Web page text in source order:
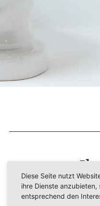
Bitte lassen Sie uns
wir
Diese Seite nutzt
ihre Dienste
entsprechend den